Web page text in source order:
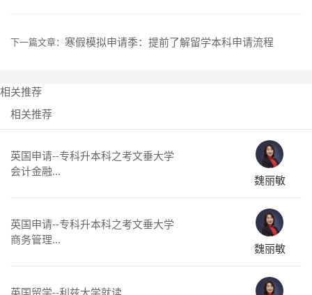
下一篇文章： 寒假模拟申请季：提前了解留学本科申请流程
相关推荐
相关推荐
英国申请--专科升本科之考文垂大学
会计金融...
魏丽敏
英国申请--专科升本科之考文垂大学
商务管理...
魏丽敏
英国留学--利兹大学就读